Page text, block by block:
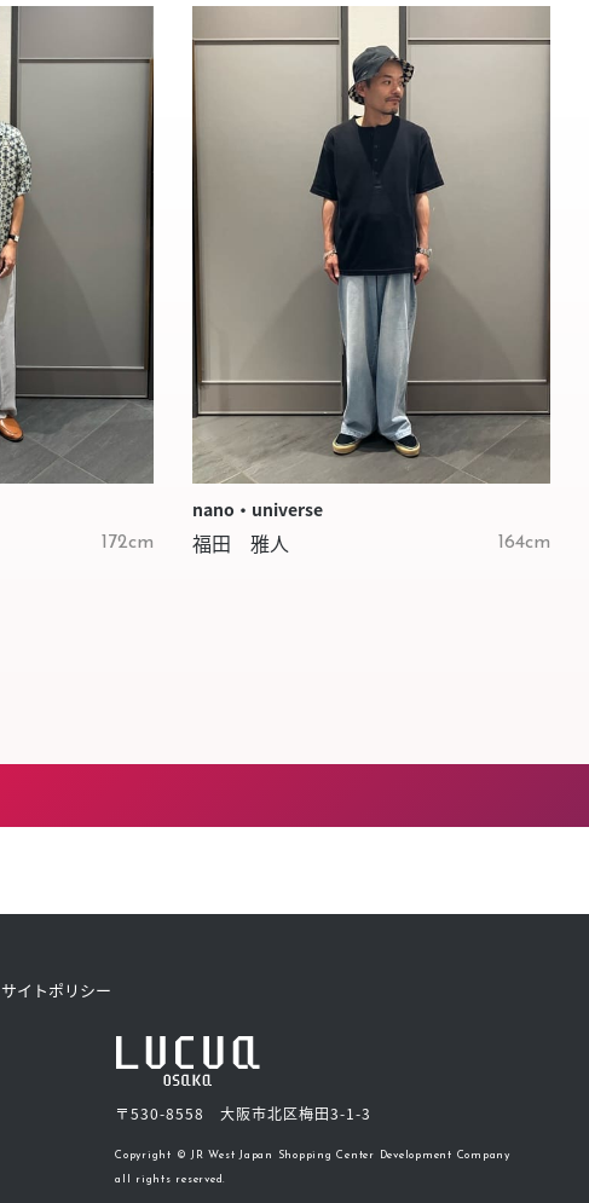
172cm
nano・universe
福田 雅人 164cm
サイトポリシー
〒530-8558 大阪市北区梅田3-1-3
Copyright © JR West Japan Shopping Center Development Company
all rights reserved.